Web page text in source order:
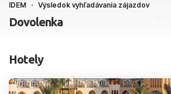
Bratislava, Košice, Piešťany, Poprad
IDEM Výsledok vyhľadávania zájazdov
Dovolenka
Hotely